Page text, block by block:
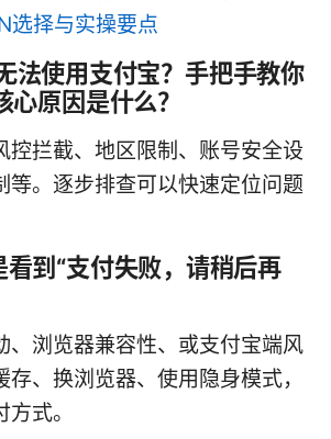
选择与实操要点
法使用支付宝？手把手教你
心原因是什么？
控拦截、地区限制、账号安全设
等。逐步排查可以快速定位问题
到“支付失败，请稍后再
、浏览器兼容性、或支付宝端风
、换浏览器、使用隐身模式，
式。